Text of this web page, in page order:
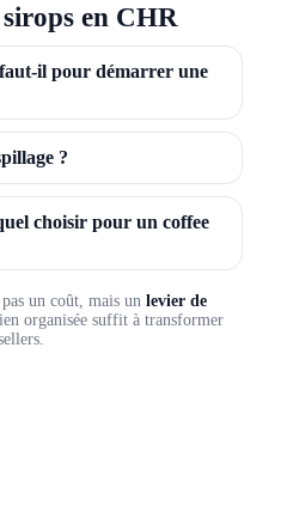
en CHR
il pour démarrer une
?
choisir pour un coffee
un coût, mais un levier de
organisée suffit à transformer